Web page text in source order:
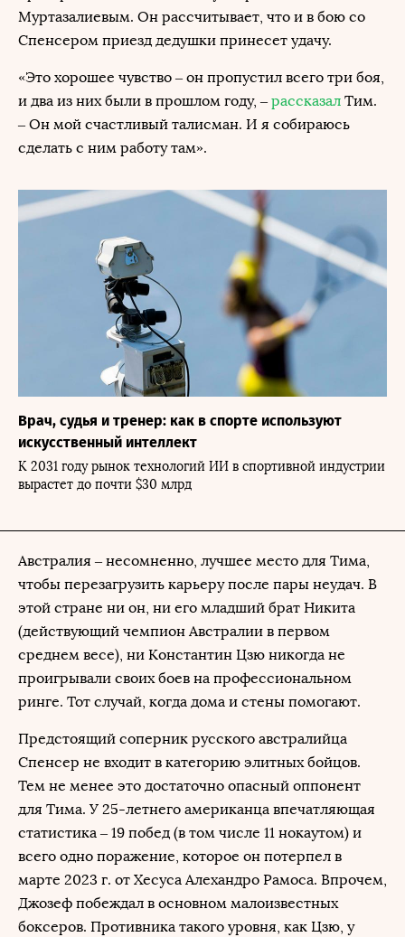
Муртазалиевым. Он рассчитывает, что и в бою со
Спенсером приезд дедушки принесет удачу.
«Это хорошее чувство – он пропустил всего три боя,
и два из них были в прошлом году, – рассказал Тим.
– Он мой счастливый талисман. И я собираюсь
сделать с ним работу там».
Врач, судья и тренер: как в спорте используют
искусственный интеллект
К 2031 году рынок технологий ИИ в спортивной индустрии
вырастет до почти $30 млрд
Австралия – несомненно, лучшее место для Тима,
чтобы перезагрузить карьеру после пары неудач. В
этой стране ни он, ни его младший брат Никита
(действующий чемпион Австралии в первом
среднем весе), ни Константин Цзю никогда не
проигрывали своих боев на профессиональном
ринге. Тот случай, когда дома и стены помогают.
Предстоящий соперник русского австралийца
Спенсер не входит в категорию элитных бойцов.
Тем не менее это достаточно опасный оппонент
для Тима. У 25-летнего американца впечатляющая
статистика – 19 побед (в том числе 11 нокаутом) и
всего одно поражение, которое он потерпел в
марте 2023 г. от Хесуса Алехандро Рамоса. Впрочем,
Джозеф побеждал в основном малоизвестных
боксеров. Противника такого уровня, как Цзю, у